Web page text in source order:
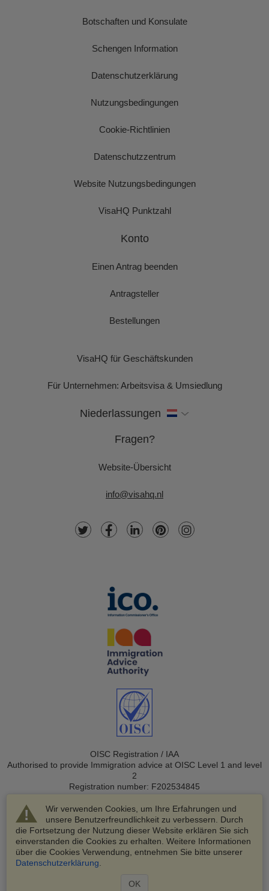
Wir verwenden Cookies, um Ihre Erfahrungen und
unsere Benutzerfreundlichkeit zu verbessern. Durch
die Fortsetzung der Nutzung dieser Website erklären Sie sich
einverstanden die Cookies zu erhalten. Weitere Informationen
über die Cookies Verwendung, entnehmen Sie bitte unserer
Datenschutzerklärung
OK
Botschaften und Konsulate
Schengen Information
Datenschutzerklärung
Nutzungsbedingungen
Cookie-Richtlinien
Datenschutzzentrum
Website Nutzungsbedingungen
VisaHQ Punktzahl
Konto
Einen Antrag beenden
Antragsteller
Bestellungen
VisaHQ für Geschäftskunden
Für Unternehmen: Arbeitsvisa & Umsiedlung
Niederlassungen
Fragen?
Website-Übersicht
info@visahq.nl
OISC Registration / IAA
Authorised to provide Immigration advice at OISC Level 1 and level
2
Registration number: F202534845
© 2003-2026 VisaHQ.com, Inc. Alle Rechte vorbehalten.
VisaHQ und das VisaHQ-Logo sind eingetragene Marken von
VisaHQ.com, Inc.